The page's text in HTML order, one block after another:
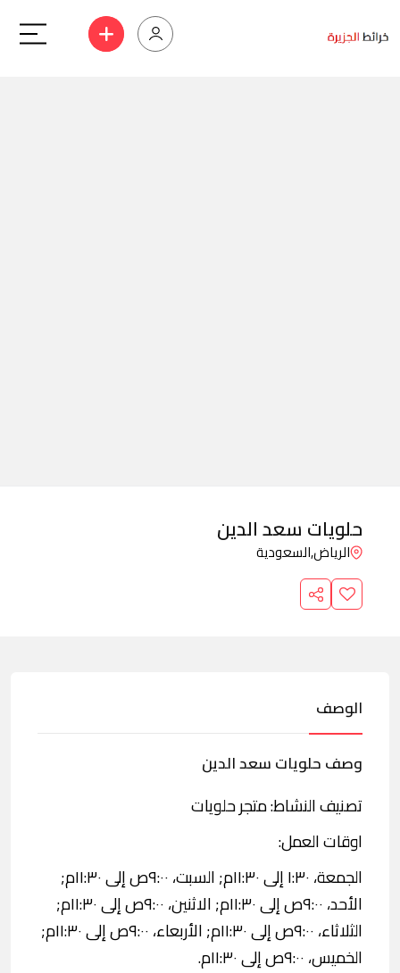
حلويات سعد الدين
الرياض,السعودية
الوصف
وصف حلويات سعد الدين
تصنيف النشاط: متجر حلويات
اوقات العمل:
الجمعة، ١:٣٠ إلى ١١:٣٠م; السبت، ٩:٠٠ص إلى ١١:٣٠م;
الأحد، ٩:٠٠ص إلى ١١:٣٠م; الاثنين، ٩:٠٠ص إلى ١١:٣٠م;
الثلاثاء، ٩:٠٠ص إلى ١١:٣٠م; الأربعاء، ٩:٠٠ص إلى ١١:٣٠م;
الخميس، ٩:٠٠ص إلى ١١:٣٠م.